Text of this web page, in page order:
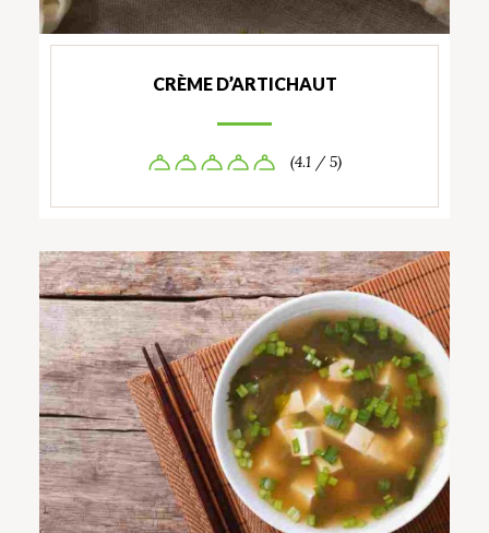
CRÈME D’ARTICHAUT
(4.1 / 5)